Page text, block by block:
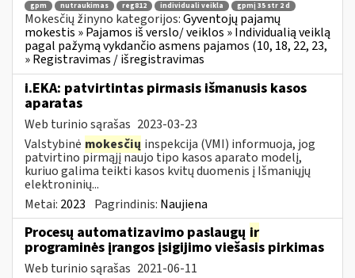
gpm nutraukimas reg812 individuali veikla gpmį 35 str 2 d
Mokesčių žinyno kategorijos:Gyventojų pajamų
mokestis » Pajamos iš verslo/ veiklos » Individualią veiklą
pagal pažymą vykdančio asmens pajamos (10, 18, 22, 23,
» Registravimas / išregistravimas
i.EKA: patvirtintas pirmasis išmanusis kasos
aparatas
Web turinio sąrašas 2023-03-23
Valstybinė mokesčių inspekcija (VMI) informuoja, jog
patvirtino pirmąjį naujo tipo kasos aparato modelį,
kuriuo galima teikti kasos kvitų duomenis į Išmaniųjų
elektroninių...
Metai: 2023 Pagrindinis: Naujiena
Procesų automatizavimo paslaugų ir
programinės įrangos įsigijimo viešasis pirkimas
Web turinio sąrašas 2021-06-11